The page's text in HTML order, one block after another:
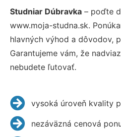
Studniar Dúbravka – poďte
www.moja-studna.sk.
hlavných výhod a dôvodov,
Garantujeme vám, že
nebudete ľutovať.
vysoká úroveň kvality
nezáväzná cenová